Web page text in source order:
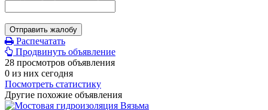
Отправить жалобу
Распечатать
Продвинуть объявление
28 просмотров объявления
0 из них сегодня
Посмотреть статистику
Другие похожие объявления